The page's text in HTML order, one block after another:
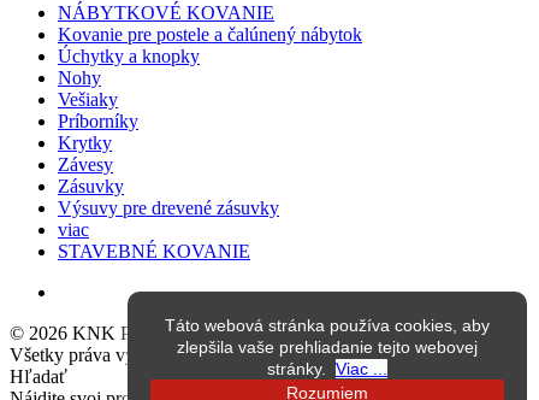
Táto webová stránka používa cookies, aby
zlepšila vaše prehliadanie tejto webovej
stránky. Viac ...
Rozumiem
NÁBYTKOVÉ KOVANIE
Kovanie pre postele a čalúnený nábytok
Úchytky a knopky
Nohy
Vešiaky
Príborníky
Krytky
Závesy
Zásuvky
Výsuvy pre drevené zásuvky
viac
STAVEBNÉ KOVANIE
© 2026 KNK PLUS, výrobné družstvo.
Všetky práva vyhradené.
Hľadať